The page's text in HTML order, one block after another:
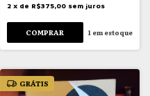
2 x de R$375,00 sem juros
1 em estoque
GRÁTIS